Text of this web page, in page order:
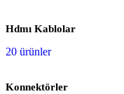
Hdmı Kablolar
20 ürünler
Konnektörler